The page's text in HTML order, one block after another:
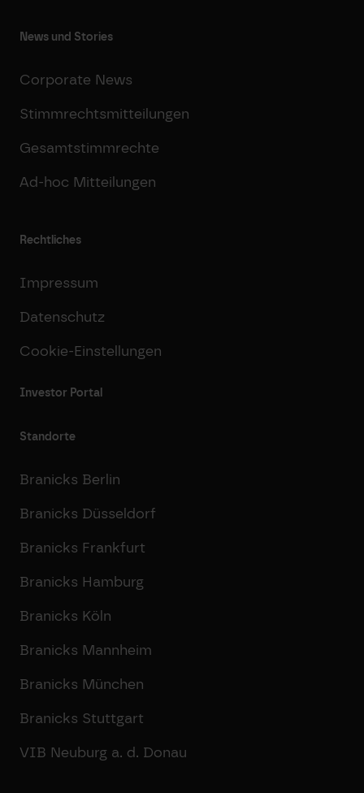
News und Stories
Corporate News
Stimmrechtsmitteilungen
Gesamtstimmrechte
Ad-hoc Mitteilungen
Rechtliches
Impressum
Datenschutz
Cookie-Einstellungen
Investor Portal
Standorte
Branicks Berlin
Branicks Düsseldorf
Branicks Frankfurt
Branicks Hamburg
Branicks Köln
Branicks Mannheim
Branicks München
Branicks Stuttgart
VIB Neuburg a. d. Donau